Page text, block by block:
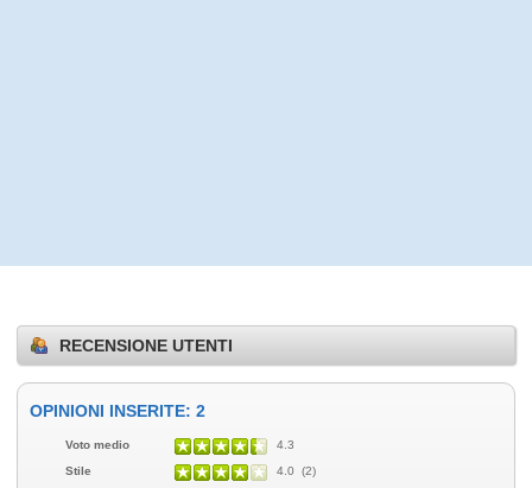
RECENSIONE UTENTI
OPINIONI INSERITE: 2
Voto medio
4.3
Stile
4.0 (2)